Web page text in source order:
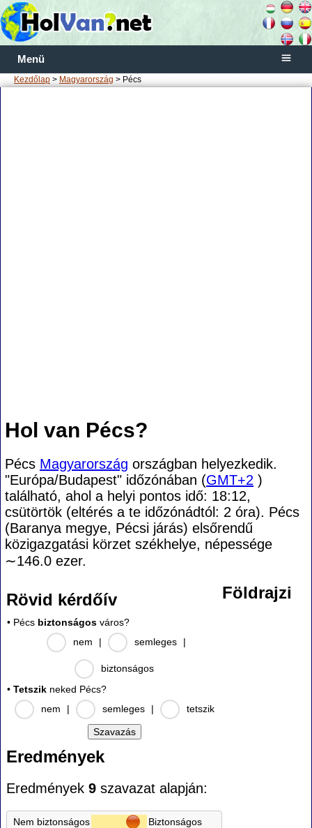
Menü
Kezdőlap > Magyarország > Pécs
Hol van Pécs?
Pécs Magyarország országban helyezkedik.
"Európa/Budapest" időzónában (GMT+2 )
található, ahol a helyi pontos idő: 18:12,
csütörtök (eltérés a te időzónádtól: 2 óra). Pécs
(Baranya megye, Pécsi járás) elsőrendű
közigazgatási körzet székhelye, népessége
∼146.0 ezer.
Rövid kérdőív
• Pécs biztonságos város?
nem
| semleges |
biztonságos
• Tetszik neked Pécs?
nem
| semleges | tetszik
Eredmények
Eredmények 9 szavazat alapján:
Nem biztonságos
Biztonságos
Földrajzi